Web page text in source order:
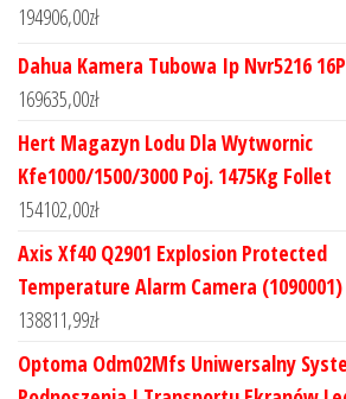
194906,00zł
Dahua Kamera Tubowa Ip Nvr5216
169635,00zł
Hert Magazyn Lodu Dla Wytwornic
Kfe1000/1500/3000 Poj. 1475Kg Follet
154102,00zł
Axis Xf40 Q2901 Explosion Protected
Temperature Alarm Camera (1090001)
138811,99zł
Optoma Odm02Mfs Uniwersalny